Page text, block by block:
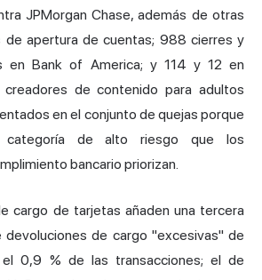
JPMorgan Chase, además de otras
apertura de cuentas; 988 cierres y
en Bank of America; y 114 y 12 en
creadores de contenido para adultos
en el conjunto de quejas porque
de alto riesgo que los
bancario priorizan.
cargo de tarjetas añaden una tercera
devoluciones de cargo "excesivas" de
0,9 % de las transacciones; el de